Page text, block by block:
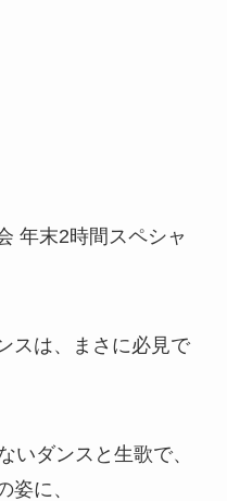
年末2時間スペシャ
スは、まさに必見で
いダンスと生歌で、
姿に、